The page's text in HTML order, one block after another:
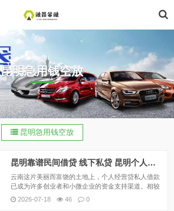
昆明急用钱空放
昆明急用钱空放
昆明靠谱民间借贷 线下私贷 昆明个人空放 上班族可借 无需抵押
云南这片美丽而富饶的土地上，个人经营贷私人借款
已成为许多创业者和小微企业的资金支持渠道。相较
于传统金融机构的繁琐流程和高门槛，私人借款以其
2026-07-18 46 0